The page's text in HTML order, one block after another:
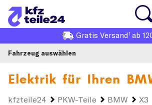
Gratis Versand1 ab
Fahrzeug auswählen
Elektrik für Ihren
kfzteile24 PKW-Teile BMW X3